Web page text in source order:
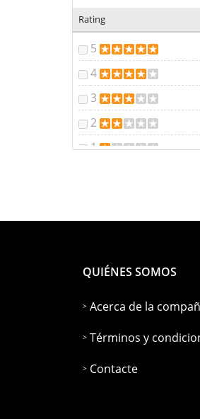
Rating
5
4
3
2
1
QUIÉNES SOMOS
Acerca de la
Términos y
Contacte